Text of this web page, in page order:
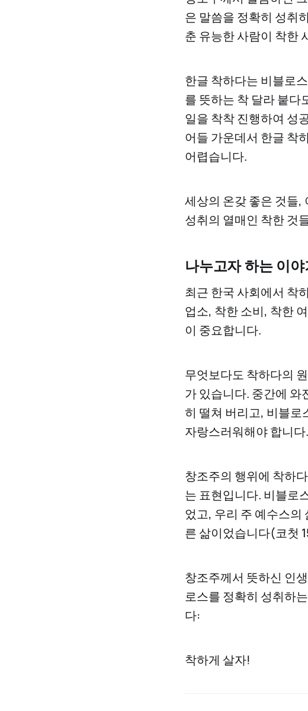
은 말씀을 정확히 성취
춘 유능한 사람이 착한
한글 착하다는 비블로
를 뜻하는 착 달라 붙다
일을 착착 진행하여 성
어들 가운데서 한글 착
어렵습니다.
세상의 온갖 좋은 것들,
성취의 열매인 착한 것
나누고자 하는 이야
최근 한국 사회에서 착
업소, 착한 소비, 착한
이 중요합니다.
무엇보다도 착하다의
가 있습니다. 중간에
히 떨쳐 버리고, 비블로
자랑스러워해야 합니다.
창조주의 행위에 착하
는 표현입니다. 비블로
었고, 우리 주 예수스의
른 삶이었습니다(코첫
창조주께서 뜻하신 인
로스를 정확히 성취하
다:
착하게 살자!